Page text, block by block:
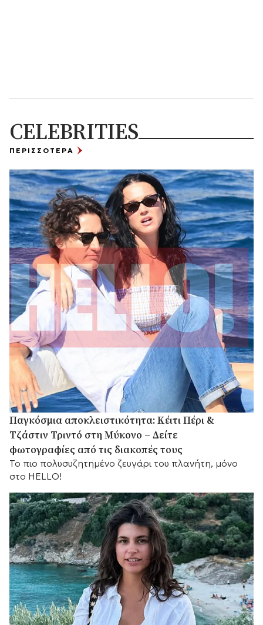
CELEBRITIES
ΠΕΡΙΣΣΟΤΕΡΑ
Παγκόσμια αποκλειστικότητα: Κέιτι Πέρι &
Τζάστιν Τριντό στη Μύκονο – Δείτε
φωτογραφίες από τις διακοπές τους
Το πιο πολυσυζητημένο ζευγάρι του πλανήτη, μόνο
στο HELLO!